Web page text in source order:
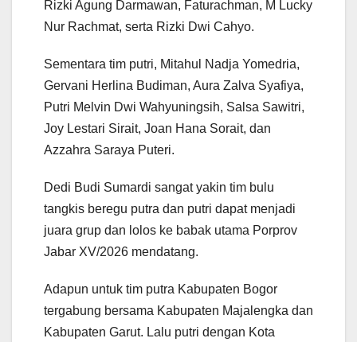
Rizki Agung Darmawan, Faturachman, M Lucky
Nur Rachmat, serta Rizki Dwi Cahyo.
Sementara tim putri, Mitahul Nadja Yomedria,
Gervani Herlina Budiman, Aura Zalva Syafiya,
Putri Melvin Dwi Wahyuningsih, Salsa Sawitri,
Joy Lestari Sirait, Joan Hana Sorait, dan
Azzahra Saraya Puteri.
Dedi Budi Sumardi sangat yakin tim bulu
tangkis beregu putra dan putri dapat menjadi
juara grup dan lolos ke babak utama Porprov
Jabar XV/2026 mendatang.
Adapun untuk tim putra Kabupaten Bogor
tergabung bersama Kabupaten Majalengka dan
Kabupaten Garut. Lalu putri dengan Kota